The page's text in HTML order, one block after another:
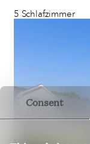
Consent
5 Schlafzimmer